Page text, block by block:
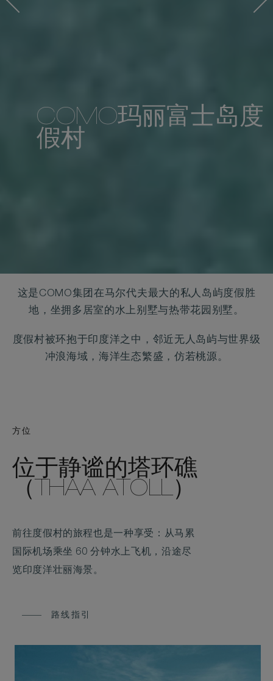
COMO玛丽富士岛度
假村
这是COMO集团在马尔代夫最大的私人岛屿度假胜
地，坐拥多居室的水上别墅与热带花园别墅。
度假村被环抱于印度洋之中，邻近无人岛屿与世界级
冲浪海域，海洋生态繁盛，仿若桃源。
方位
位于静谧的塔环礁
（THAA ATOLL）
前往度假村的旅程也是一种享受：从马累
国际机场乘坐 60 分钟水上飞机，沿途尽
览印度洋壮丽海景。
路线指引